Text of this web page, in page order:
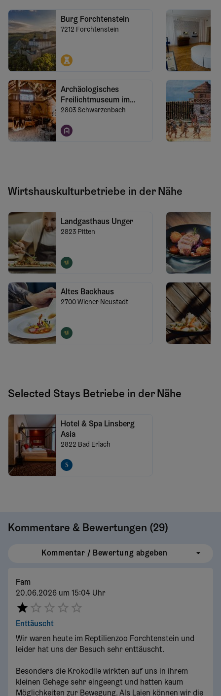
Burg Forchtenstein
7212 Forchtenstein
Archäologisches
Freilichtmuseum im
Keltendorf
2803 Schwarzenbach
Wirtshauskulturbetriebe in der Nähe
Landgasthaus Unger
2823 Pitten
Altes Backhaus
2700 Wiener Neustadt
Selected Stays Betriebe in der Nähe
Hotel & Spa Linsberg
Asia
2822 Bad Erlach
Kommentare & Bewertungen (29)
Kommentar / Bewertung abgeben
Fam
20.06.2026 um 15:04 Uhr
Enttäuscht
Wir waren heute im Reptilienzoo Forchtenstein und
leider hat uns der Besuch sehr enttäuscht.
Besonders die Krokodile wirkten auf uns in ihrem
kleinen Gehege sehr eingeengt und hatten kaum
Möglichkeiten zur Bewegung. Als Laien können wir die